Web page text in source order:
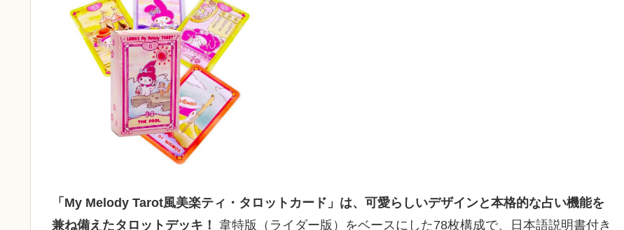
「My Melody Tarot風美楽ティ・タロットカード」は、可愛らしいデザインと本格的な占い機能を
兼ね備えたタロットデッキ！ 韋特版（ライダー版）をベースにした78枚構成で、日本語説明書付き